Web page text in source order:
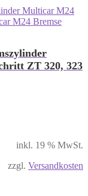
ZT 320, 323
inkl. 19 % MwSt.
zzgl. Versandkosten